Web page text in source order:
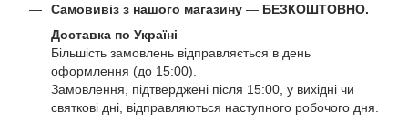
Самовивіз з нашого магазину — БЕЗКОШТОВНО.
Доставка по Україні
Більшість замовлень відправляється в день
оформлення (до 15:00).
Замовлення, підтверджені після 15:00, у вихідні чи
святкові дні, відправляються наступного робочого дня.